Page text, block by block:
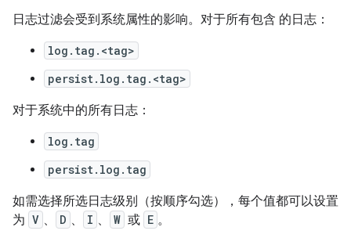
日志过滤会受到系统属性的影响。对于所有包含 的日志 ：
log.tag.<tag>
persist.log.tag.<tag>
对于系统中的所有日志：
log.tag
persist.log.tag
如需选择所选日志级别（按顺序勾选），每个值都可以设置
为 V 、 D 、 I 、 W 或 E 。